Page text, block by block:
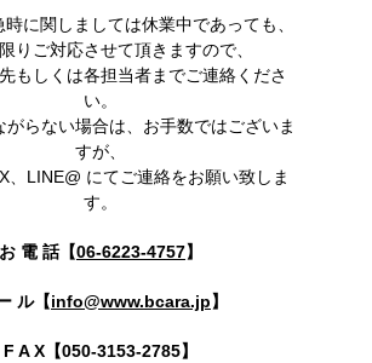
に関しましては休業中であっても、
りご対応させて頂きますので、
もしくは各担当者までご連絡くださ
い。
がらない場合は、お手数ではございま
すが、
、LINE@ にてご連絡をお願い致しま
す。
お 電 話【06-6223-4757】
ル【info@www.bcara.jp】
F A X【050-3153-2785】